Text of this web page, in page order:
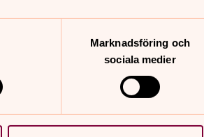
Marknadsföring och
sociala medier